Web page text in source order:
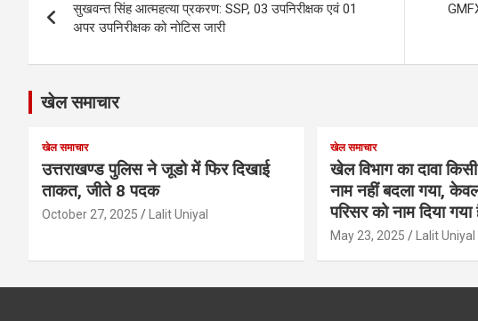
navigation
सुखवन्त सिंह आत्महत्या प्रकरण: SSP, 03 उपनिरीक्षक एवं 01
अपर उपनिरीक्षक को नोटिस जारी
खेल समाचार
खेल समाचार
उत्तराखण्ड पुलिस ने जूडो में फिर दिखाई
ताकत, जीते 8 पदक
October 27, 2025 Lalit Uniyal
खेल समाचार
खेल विभाग का दावा
नाम नहीं बदला गया,
परिसर को नाम दिया गया
May 23, 2025 Lalit Uniyal